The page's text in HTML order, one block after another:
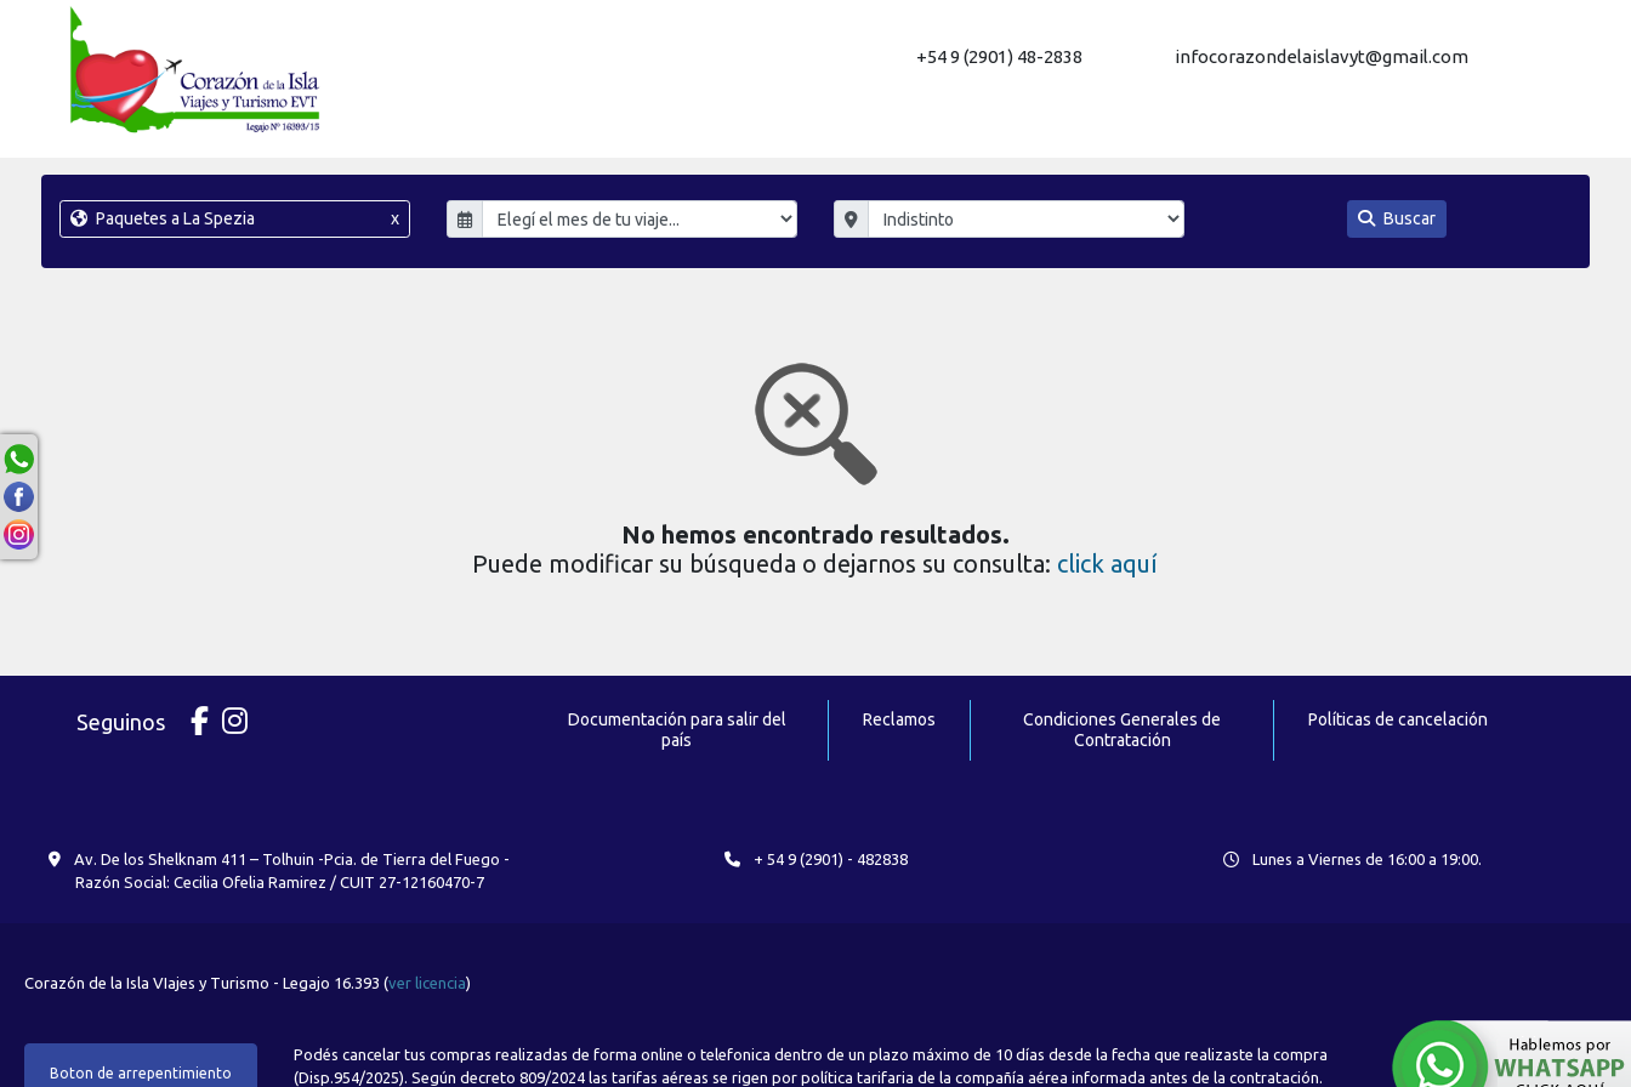
+54 9 (2901) 48-2838 infocorazondelaislavyt@gmail.com
Paquetes a La Spezia x Buscar
No hemos encontrado resultados.
Puede modificar su búsqueda o dejarnos su consulta: click aquí
Seguinos
Documentación para salir del
país
Reclamos
Condiciones Generales de
Contratación
Políticas de cancelación
Av. De los Shelknam 411 – Tolhuin -Pcia. de Tierra del Fuego -
Razón Social: Cecilia Ofelia Ramirez / CUIT 27-12160470-7
+ 54 9 (2901) - 482838 Lunes a Viernes de 16:00 a 19:00.
Corazón de la Isla VIajes y Turismo - Legajo 16.393 (ver licencia)
Boton de arrepentimiento
Podés cancelar tus compras realizadas de forma online o telefonica dentro de un plazo máximo de 10 días desde la fecha que realizaste la compra
(Disp.954/2025). Según decreto 809/2024 las tarifas aéreas se rigen por política tarifaria de la compañía aérea informada antes de la contratación.